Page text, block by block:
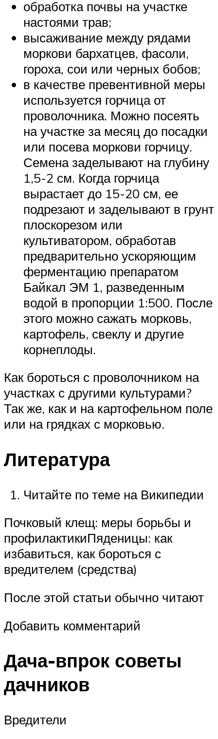
обработка почвы на участке
настоями трав;
высаживание между рядами
моркови бархатцев, фасоли,
гороха, сои или черных бобов;
в качестве превентивной меры
используется горчица от
проволочника. Можно посеять
на участке за месяц до посадки
или посева моркови горчицу.
Семена заделывают на глубину
1,5-2 см. Когда горчица
вырастает до 15-20 см, ее
подрезают и заделывают в грунт
плоскорезом или
культиватором, обработав
предварительно ускоряющим
ферментацию препаратом
Байкал ЭМ 1, разведенным
водой в пропорции 1:500. После
этого можно сажать морковь,
картофель, свеклу и другие
корнеплоды.
Как бороться с проволочником на
участках с другими культурами?
Так же, как и на картофельном поле
или на грядках с морковью.
Литература
Читайте по теме на Википедии
Почковый клещ: меры борьбы и
профилактикиПяденицы: как
избавиться, как бороться с
вредителем (средства)
После этой статьи обычно читают
Добавить комментарий
Дача-впрок советы
дачников
Вредители